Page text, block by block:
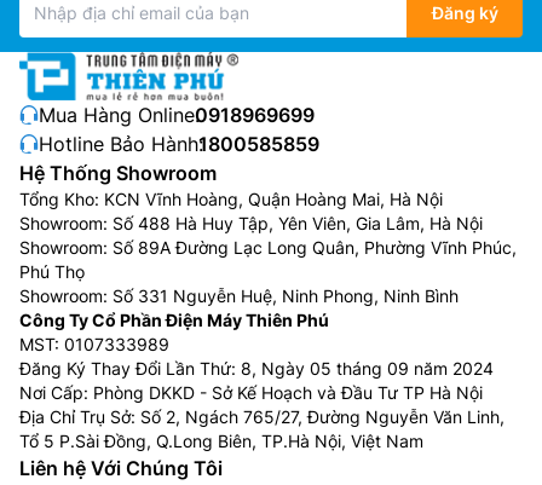
Đăng ký
Mua Hàng Online:0918969699
Hotline Bảo Hành:1800585859
Hệ Thống Showroom
Tổng Kho: KCN Vĩnh Hoàng, Quận Hoàng Mai, Hà Nội
Showroom: Số 488 Hà Huy Tập, Yên Viên, Gia Lâm, Hà Nội
Showroom: Số 89A Đường Lạc Long Quân, Phường Vĩnh Phúc,
Phú Thọ
Showroom: Số 331 Nguyễn Huệ, Ninh Phong, Ninh Bình
Công Ty Cổ Phần Điện Máy Thiên Phú
MST: 0107333989
Đăng Ký Thay Đổi Lần Thứ: 8, Ngày 05 tháng 09 năm 2024
Nơi Cấp: Phòng DKKD - Sở Kế Hoạch và Đầu Tư TP Hà Nội
Địa Chỉ Trụ Sở: Số 2, Ngách 765/27, Đường Nguyễn Văn Linh,
Tổ 5 P.Sài Đồng, Q.Long Biên, TP.Hà Nội, Việt Nam
Liên hệ Với Chúng Tôi